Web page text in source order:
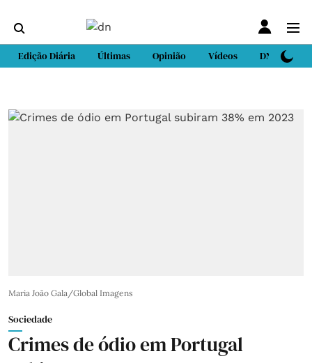
Edição Diária Últimas Opinião Vídeos DN Sport
Maria João Gala/Global Imagens
Sociedade
Crimes de ódio em Portugal